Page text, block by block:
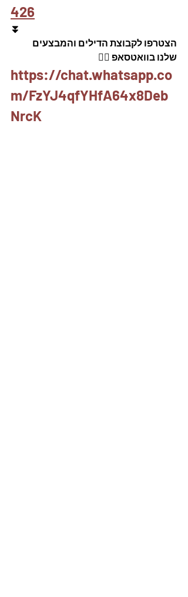
426
⏬
הצטרפו לקבוצת הדילים והמבצעים
שלנו בוואטסאפ 👇🏽
https://chat.whatsapp.co
m/FzYJ4qfYHfA64x8Deb
NrcK